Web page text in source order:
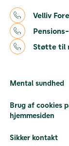
Velliv
Støtte til
Mental sundhed
Brug af cookies
hjemmesiden
Sikker kontakt